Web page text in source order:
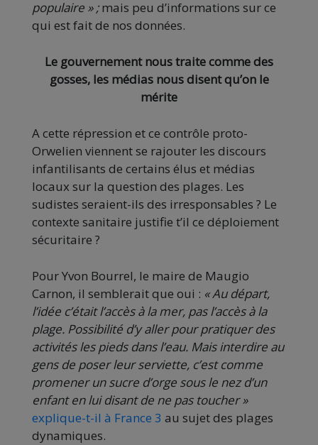
populaire » ;mais peu d’informations sur ce
qui est fait de nos données.
Le gouvernement nous traite comme des
gosses, les médias nous disent qu’on le
mérite
A cette répression et ce contrôle proto-
Orwelien viennent se rajouter les discours
infantilisants de certains élus et médias
locaux sur la question des plages. Les
sudistes seraient-ils des irresponsables ? Le
contexte sanitaire justifie t’il ce déploiement
sécuritaire ?
Pour Yvon Bourrel, le maire de Maugio
Carnon, il semblerait que oui : «Au départ,
l’idée c’était l’accès à la mer, pas l’accès à la
plage. Possibilité d’y aller pour pratiquer des
activités les pieds dans l’eau. Mais interdire au
gens de poser leur serviette, c’est comme
promener un sucre d’orge sous le nez d’un
enfant en lui disant de ne pas toucher »
explique-t-il à France 3 au sujet des plages
dynamiques.